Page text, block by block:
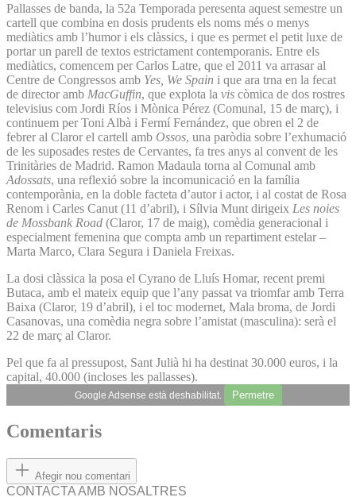
Pallasses de banda, la 52a Temporada peresenta aquest semestre un
cartell que combina en dosis prudents els noms més o menys
mediàtics amb l’humor i els clàssics, i que es permet el petit luxe de
portar un parell de textos estrictament contemporanis. Entre els
mediàtics, comencem per Carlos Latre, que el 2011 va arrasar al
Centre de Congressos amb Yes, We Spain i que ara trna en la fecat
de director amb MacGuffin, que explota la vis còmica de dos rostres
televisius com Jordi Ríos i Mònica Pérez (Comunal, 15 de març), i
continuem per Toni Albà i Fermí Fernández, que obren el 2 de
febrer al Claror el cartell amb Ossos, una paròdia sobre l’exhumació
de les suposades restes de Cervantes, fa tres anys al convent de les
Trinitàries de Madrid. Ramon Madaula torna al Comunal amb
Adossats, una reflexió sobre la incomunicació en la família
contemporània, en la doble facteta d’autor i actor, i al costat de Rosa
Renom i Carles Canut (11 d’abril), i Sílvia Munt dirigeix Les noies
de Mossbank Road (Claror, 17 de maig), comèdia generacional i
especialment femenina que compta amb un repartiment estelar –
Marta Marco, Clara Segura i Daniela Freixas.
La dosi clàssica la posa el Cyrano de Lluís Homar, recent premi
Butaca, amb el mateix equip que l’any passat va triomfar amb Terra
Baixa (Claror, 19 d’abril), i el toc modernet, Mala broma, de Jordi
Casanovas, una comèdia negra sobre l’amistat (masculina): serà el
22 de març al Claror.
Pel que fa al pressupost, Sant Julià hi ha destinat 30.000 euros, i la
capital, 40.000 (incloses les pallasses).
Google Adsense està deshabilitat. Permetre
Comentaris
Afegir nou comentari
CONTACTA AMB NOSALTRES